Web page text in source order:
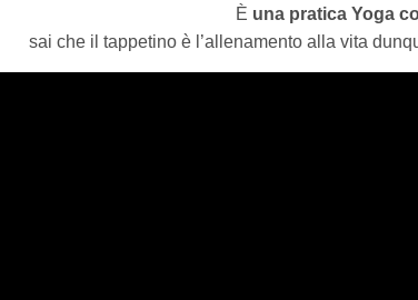
È una pratica Yoga
sai che il tappetino è l’allenamento alla vita